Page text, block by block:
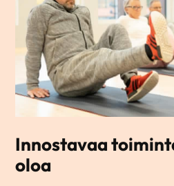
Innostavaa
oloa